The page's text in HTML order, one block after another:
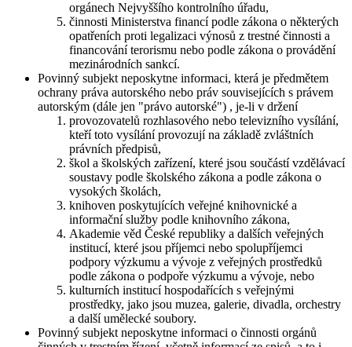
orgánech Nejvyššího kontrolního úřadu,
činnosti Ministerstva financí podle zákona o některých
opatřeních proti legalizaci výnosů z trestné činnosti a
financování terorismu nebo podle zákona o provádění
mezinárodních sankcí.
Povinný subjekt neposkytne informaci, která je předmětem
ochrany práva autorského nebo práv souvisejících s právem
autorským (dále jen "právo autorské") , je-li v držení
provozovatelů rozhlasového nebo televizního vysílání,
kteří toto vysílání provozují na základě zvláštních
právních předpisů,
škol a školských zařízení, které jsou součástí vzdělávací
soustavy podle školského zákona a podle zákona o
vysokých školách,
knihoven poskytujících veřejné knihovnické a
informační služby podle knihovního zákona,
Akademie věd České republiky a dalších veřejných
institucí, které jsou příjemci nebo spolupříjemci
podpory výzkumu a vývoje z veřejných prostředků
podle zákona o podpoře výzkumu a vývoje, nebo
kulturních institucí hospodařících s veřejnými
prostředky, jako jsou muzea, galerie, divadla, orchestry
a další umělecké soubory.
Povinný subjekt neposkytne informaci o činnosti orgánů